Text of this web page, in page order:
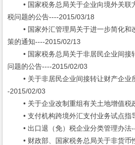
• 国家税务总局关于企业向境外关联
税问题的公告----2015/03/18
• 国家外汇管理局关于进一步简化和
策的通知----2015/02/13
• 国家税务总局关于非居民企业间接
问题的公告----2015/02/03
• 关于非居民企业间接转让财产企业
-2015/02/03
• 关于企业改制重组有关土地增值税
• 支付机构跨境外汇支付业务试点指
• 出口退（免）税企业分类管理办法
• 财政部、国家税务总局关于非货币